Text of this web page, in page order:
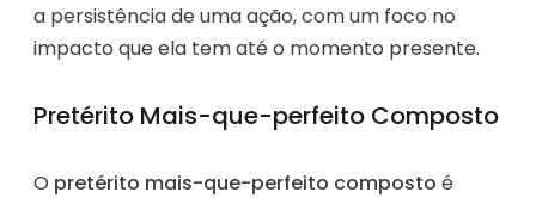
a persistência de uma ação, com um foco no
impacto que ela tem até o momento presente.
Pretérito Mais-que-perfeito Composto
O pretérito mais-que-perfeito composto é